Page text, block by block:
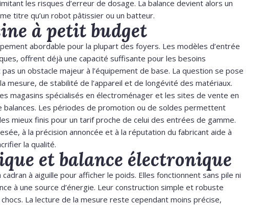
les risques d’erreur de dosage. La balance devient alors un
titre qu’un robot pâtissier ou un batteur.
à petit budget
abordable pour la plupart des foyers. Les modèles d’entrée
offrent déjà une capacité suffisante pour les besoins
un obstacle majeur à l’équipement de base. La question se pose
mesure, de stabilité de l’appareil et de longévité des matériaux.
magasins spécialisés en électroménager et les sites de vente en
balances. Les périodes de promotion ou de soldes permettent
mieux finis pour un tarif proche de celui des entrées de gamme.
à la précision annoncée et à la réputation du fabricant aide à
la qualité.
et balance électronique
à aiguille pour afficher le poids. Elles fonctionnent sans pile ni
à une source d’énergie. Leur construction simple et robuste
La lecture de la mesure reste cependant moins précise,